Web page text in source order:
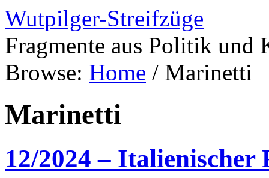
Wutpilger-Streifzüge
Fragmente aus Politik und
Browse: Home / Marinetti
Marinetti
12/2024 – Italienischer